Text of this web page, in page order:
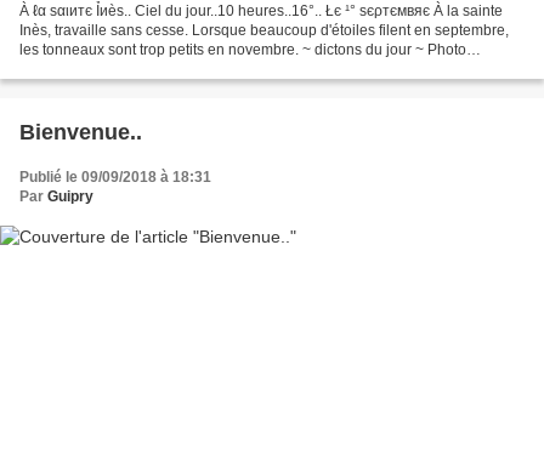
À ℓα ѕαιитє Ỉиèѕ.. Ciel du jour..10 heures..16°.. Łє ¹° ѕєρтємвяє À la sainte
Inès, travaille sans cesse. Lorsque beaucoup d'étoiles filent en septembre,
les tonneaux sont trop petits en novembre. ~ dictons du jour ~ Photo
Bienvenue..
Publié le 09/09/2018 à 18:31
Par Guipry